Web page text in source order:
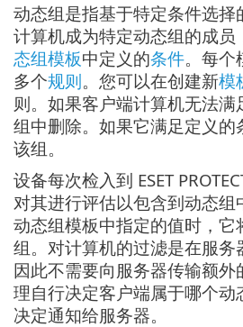
动态组是指基于特定条件选择
计算机成为特定动态组的成员
态组模板中定义的条件。每个
多个规则。您可以在创建新模
则。如果客户端计算机无法满
组中删除。如果它满足定义的
该组。
设备每次检入到 ESET
对其进行评估以包含到动态组
动态组模板中指定的值时，它
组。对计算机的过滤是在服务
因此不需要向服务器传输额
理自行决定客户端属于哪个动
决定通知给服务器。